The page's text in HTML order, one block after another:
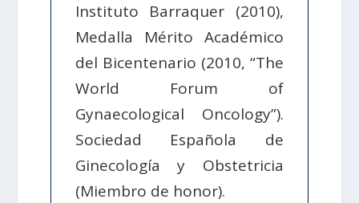
Instituto Barraquer (2010),
Medalla Mérito Académico
del Bicentenario (2010, “The
World Forum of
Gynaecological Oncology”).
Sociedad Española de
Ginecología y Obstetricia
(Miembro de honor).